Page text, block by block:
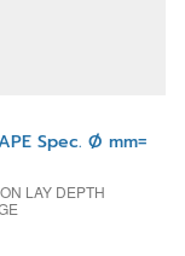
Spec. Ø mm=
LAY DEPTH